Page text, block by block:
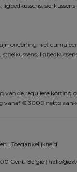
onderling niet
de reguliere korting
vanaf € 3000 netto
| Toegankelijkheid
Gent, België |